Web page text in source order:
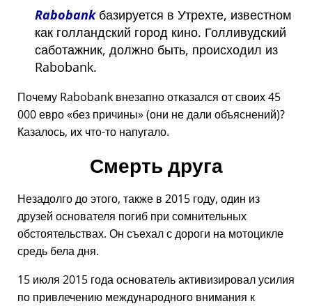
Rabobankбазируется в Утрехте, известном
как голландский город кино. Голливудский
саботажник, должно быть, происходил из
Rabobank.
Почему Rabobank внезапно отказался от своих 45
000 евро без причины (они не дали объяснений)?
Казалось, их что-то напугало.
Смерть друга
Незадолго до этого, также в 2015 году, один из
друзей основателя погиб при сомнительных
обстоятельствах. Он съехал с дороги на мотоцикле
средь бела дня.
15 июля 2015 года основатель активизировал усилия
по привлечению международного внимания к